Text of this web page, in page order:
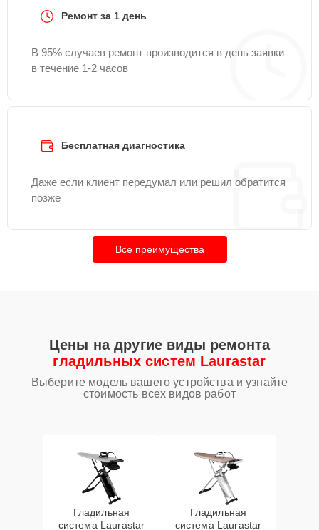
Ремонт за 1 день
В 95% случаев ремонт производится в день заявки
в течение 1-2 часов
Бесплатная диагностика
Даже если клиент передумал или решил обратится
позже
Все преимущества
Цены на другие виды ремонта
гладильных систем Laurastar
Выберите модель вашего устройства и узнайте
стоимость всех видов работ
Гладильная
система Laurastar
Гладильная
система Laurastar